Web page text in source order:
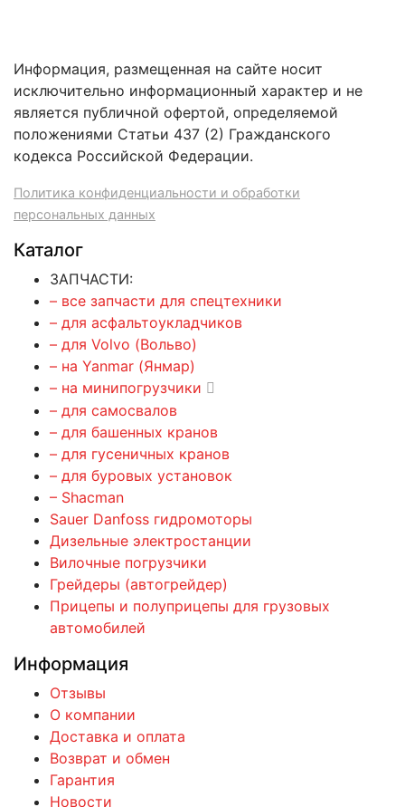
Информация, размещенная на сайте носит
исключительно информационный характер и не
является публичной офертой, определяемой
положениями Статьи 437 (2) Гражданского
кодекса Российской Федерации.
Политика конфиденциальности и обработки
персональных данных
Каталог
ЗАПЧАСТИ:
– все запчасти для спецтехники
– для асфальтоукладчиков
– для Volvo (Вольво)
– на Yanmar (Янмар)
– на минипогрузчики
– для самосвалов
– для башенных кранов
– для гусеничных кранов
– для буровых установок
– Shacman
Sauer Danfoss гидромоторы
Дизельные электростанции
Вилочные погрузчики
Грейдеры (автогрейдер)
Прицепы и полуприцепы для грузовых
автомобилей
Информация
Отзывы
О компании
Доставка и оплата
Возврат и обмен
Гарантия
Новости